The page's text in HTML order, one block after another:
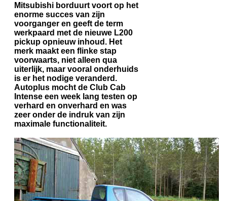
Mitsubishi borduurt voort op het
enorme succes van zijn
voorganger en geeft de term
werkpaard met de nieuwe L200
pickup opnieuw inhoud. Het
merk maakt een flinke stap
voorwaarts, niet alleen qua
uiterlijk, maar vooral onderhuids
is er het nodige veranderd.
Autoplus mocht de Club Cab
Intense een week lang testen op
verhard en onverhard en was
zeer onder de indruk van zijn
maximale functionaliteit.